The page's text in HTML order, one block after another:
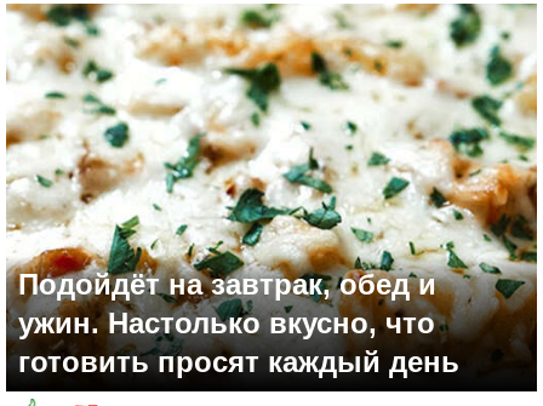
Подойдёт на завтрак, обед и
ужин. Настолько вкусно, что
готовить просят каждый день